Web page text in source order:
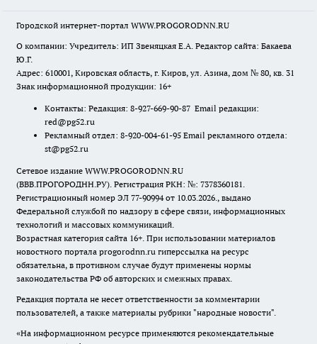
Городской интернет-портал WWW.PROGORODNN.RU
О компании: Учредитель: ИП Звеняцкая Е.А. Редактор сайта: Бакаева
Ю.Г.
Адрес: 610001, Кировская область, г. Киров, ул. Азина, дом № 80, кв. 31
Знак информационной продукции: 16+
Контакты: Редакция: 8-927-669-90-87 Email редакции:
red@pg52.ru
Рекламный отдел: 8-920-004-61-95 Email рекламного отдела:
st@pg52.ru
Сетевое издание WWW.PROGORODNN.RU
(ВВВ.ПРОГОРОДНН.РУ). Регистрация РКН: №: 7378360181.
Регистрационный номер ЭЛ 77-90994 от 10.03.2026., выдано
Федеральной службой по надзору в сфере связи, информационных
технологий и массовых коммуникаций.
Возрастная категория сайта 16+. При использовании материалов
новостного портала progorodnn.ru гиперссылка на ресурс
обязательна, в противном случае будут применены нормы
законодательства РФ об авторских и смежных правах.
Редакция портала не несет ответственности за комментарии
пользователей, а также материалы рубрики "народные новости".
«На информационном ресурсе применяются рекомендательные